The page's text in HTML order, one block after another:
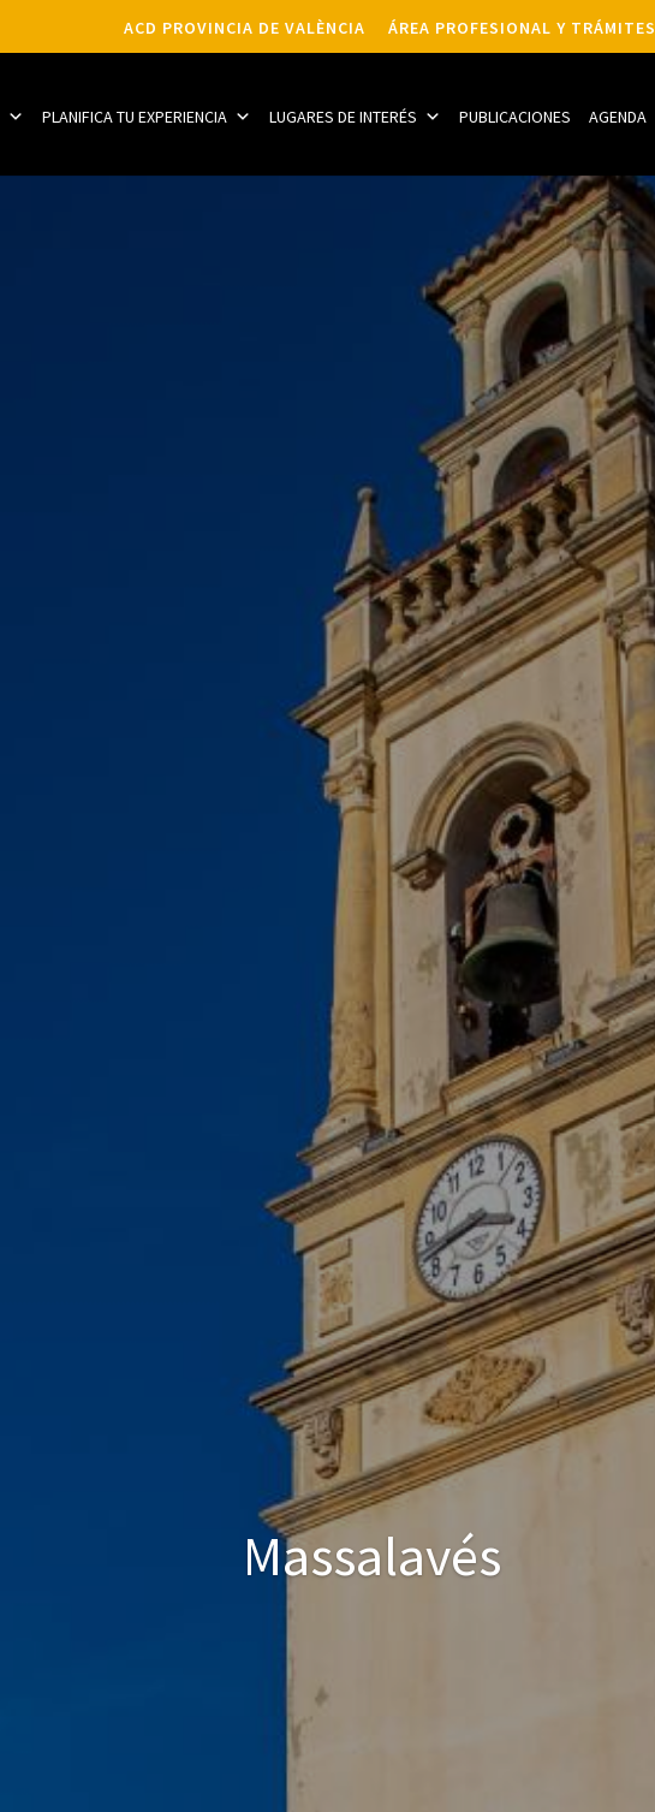
ACD PROVINCIA DE VALÈNCIA ÁREA PROFESIONAL Y TRÁMITES
PLANIFICA TU EXPERIENCIA LUGARES DE INTERÉS PUBLICACIONES AGENDA
Massalavés